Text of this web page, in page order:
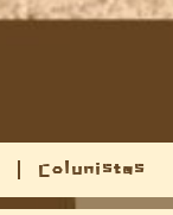
Colunistas